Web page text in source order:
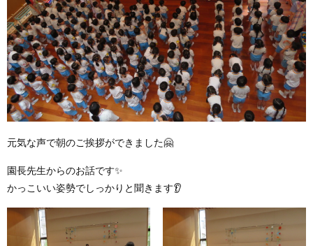
元気な声で朝のご挨拶ができました🤗
園長先生からのお話です✨
かっこいい姿勢でしっかりと聞きます👂